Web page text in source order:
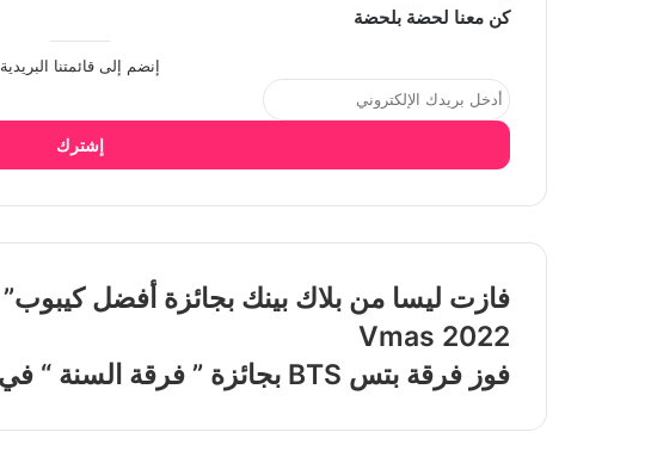
كن معنا لحضة بلحضة
إنضم إلى قائمتنا البريدية
إشترك
Vmas 2022
فوز فرقة بتس BTS بجائزة ” فرقة السنة “ في حفل جوائز VMAs 2022